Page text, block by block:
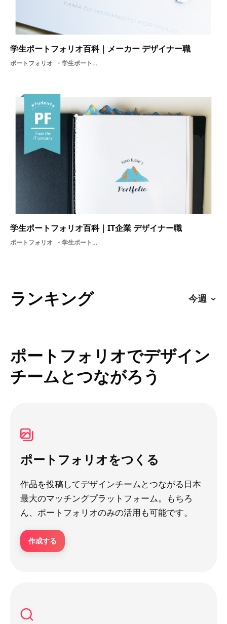
学生ポートフォリオ百科｜メーカー デザイナー職
ポートフォリオ 学生ポートフォリオ百科デザイン就活プロダクトメーカー内定者学生
学生ポートフォリオ百科｜IT企業 デザイナー職
ポートフォリオ 学生ポートフォリオ百科デザイン就活アプリケーション学生
ランキング
ポートフォリオでデザイン
チームとつながろう
ポートフォリオをつくる
作品を投稿してデザインチームとつながる日本
最大のマッチングプラットフォーム。もちろ
ん、ポートフォリオのみの活用も可能です。
作成する